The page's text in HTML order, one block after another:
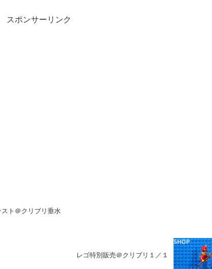
スポンサーリンク
ト＠クリブリ垂水
レゴ特別販売＠クリブリ１／１